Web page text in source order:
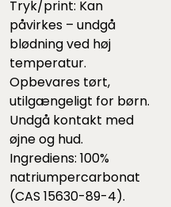
Tryk/print: Kan
påvirkes – undgå
blødning ved høj
temperatur.
Opbevares tørt,
utilgængeligt for børn.
Undgå kontakt med
øjne og hud.
Ingrediens: 100%
natriumpercarbonat
(CAS 15630-89-4).